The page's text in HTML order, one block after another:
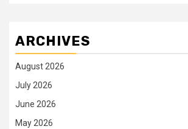
ARCHIVES
August 2026
July 2026
June 2026
May 2026